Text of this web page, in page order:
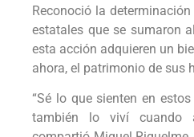
Reconoció la
estatales que se sumaron
esta acción adquieren un
ahora, el patrimonio de sus
“Sé lo que sienten en
también lo viví cuando